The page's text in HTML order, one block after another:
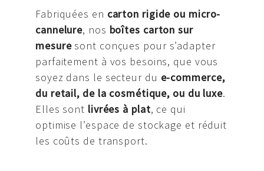
Fabriquées en carton rigide ou micro-
cannelure, nos boîtes carton sur
mesuresont conçues pour s’adapter
parfaitement à vos besoins, que vous
soyez dans le secteur du e-commerce,
du retail, de la cosmétique, ou du luxe.
Elles sont livrées à plat, ce qui
optimise l’espace de stockage et réduit
les coûts de transport.